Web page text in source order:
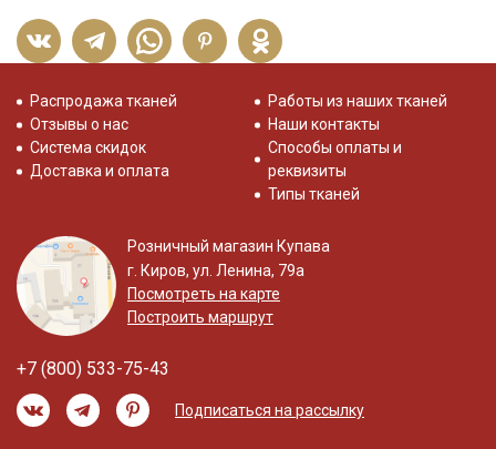
Распродажа тканей
Отзывы о нас
Система скидок
Доставка и оплата
Работы из наших тканей
Наши контакты
Способы оплаты и
реквизиты
Типы тканей
Розничный магазин Купава
г. Киров, ул. Ленина, 79а
Посмотреть на карте
Построить маршрут
+7 (800) 533-75-43
Подписаться на рассылку